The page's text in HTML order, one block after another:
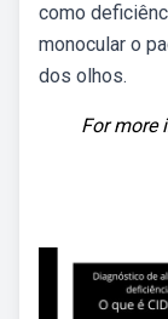
como
monocular o
dos olhos.
For more